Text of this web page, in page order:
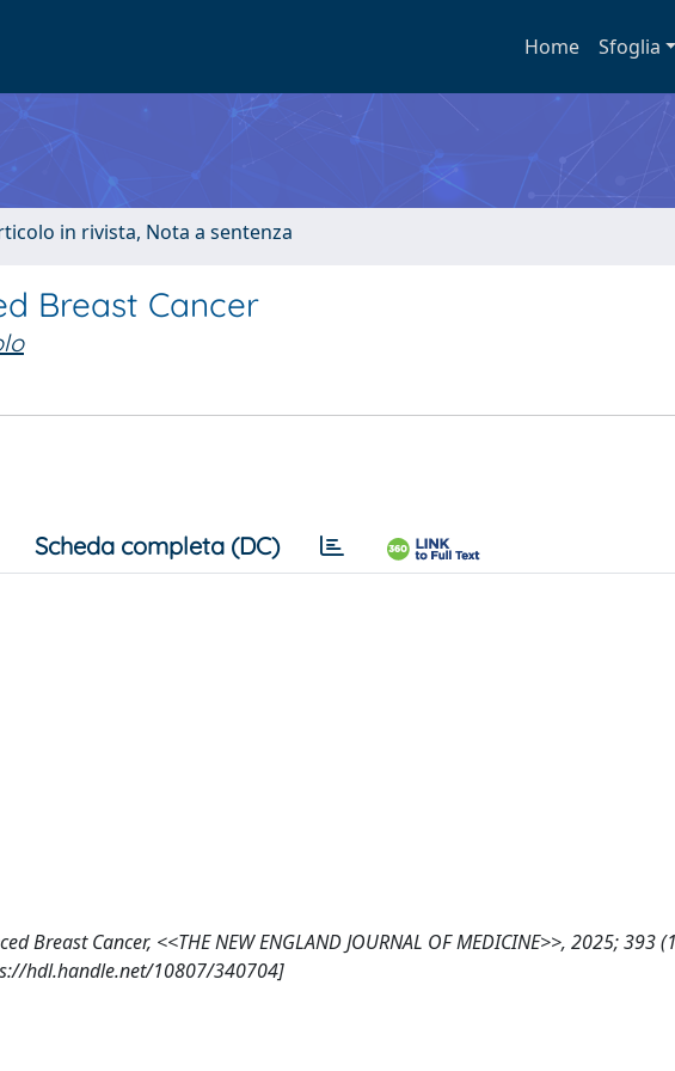
Home Sfoglia
in rivista, Nota a sentenza
Breast Cancer
Scheda completa (DC)
Breast Cancer, <<THE NEW ENGLAND JOURNAL OF MEDICINE>>, 2025; 393
hdl.handle.net/10807/340704]